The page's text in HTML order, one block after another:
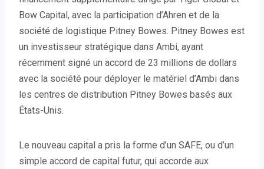
Bow Capital, avec la participation d’Ahren et de la
société de logistique Pitney Bowes. Pitney Bowes est
un investisseur stratégique dans Ambi, ayant
récemment signé un accord de 23 millions de dollars
avec la société pour déployer le matériel d’Ambi dans
les centres de distribution Pitney Bowes basés aux
États-Unis.
Le nouveau capital a pris la forme d’un SAFE, ou d’un
simple accord de capital futur, qui accorde aux